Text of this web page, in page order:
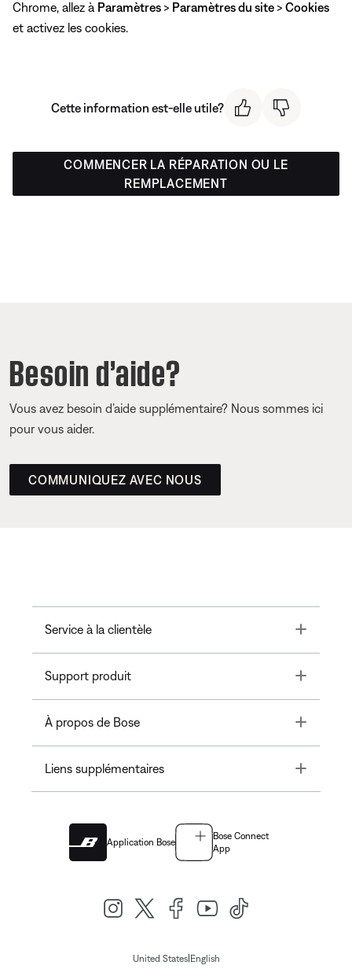
Chrome, allez à Paramètres > Paramètres du site > Cookies
et activez les cookies.
Cette information est-elle utile?
COMMENCER LA RÉPARATION OU LE
REMPLACEMENT
Besoin d’aide?
Vous avez besoin d’aide supplémentaire? Nous sommes ici
pour vous aider.
COMMUNIQUEZ AVEC NOUS
Service à la clientèle Toggle
Support produit Toggle
À propos de Bose Toggle
Liens supplémentaires Toggle
Application Bose
Bose Connect
App
United States| English